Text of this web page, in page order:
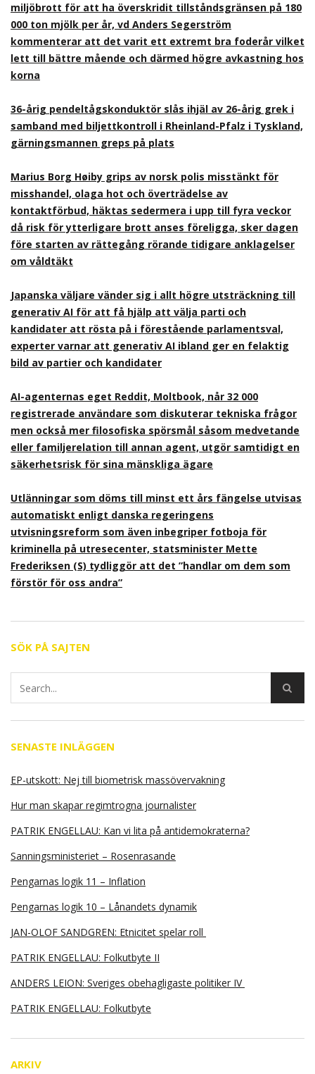
miljöbrott för att ha överskridit tillståndsgränsen på 180
000 ton mjölk per år, vd Anders Segerström
kommenterar att det varit ett extremt bra foderår vilket
lett till bättre mående och därmed högre avkastning hos
korna
36-årig pendeltågskonduktör slås ihjäl av 26-årig grek i
samband med biljettkontroll i Rheinland-Pfalz i Tyskland,
gärningsmannen greps på plats
Marius Borg Høiby grips av norsk polis misstänkt för
misshandel, olaga hot och överträdelse av
kontaktförbud, häktas sedermera i upp till fyra veckor
då risk för ytterligare brott anses föreligga, sker dagen
före starten av rättegång rörande tidigare anklagelser
om våldtäkt
Japanska väljare vänder sig i allt högre utsträckning till
generativ AI för att få hjälp att välja parti och
kandidater att rösta på i förestående parlamentsval,
experter varnar att generativ AI ibland ger en felaktig
bild av partier och kandidater
AI-agenternas eget Reddit, Moltbook, når 32 000
registrerade användare som diskuterar tekniska frågor
men också mer filosofiska spörsmål såsom medvetande
eller familjerelation till annan agent, utgör samtidigt en
säkerhetsrisk för sina mänskliga ägare
Utlänningar som döms till minst ett års fängelse utvisas
automatiskt enligt danska regeringens
utvisningsreform som även inbegriper fotboja för
kriminella på utresecenter, statsminister Mette
Frederiksen (S) tydliggör att det ”handlar om dem som
förstör för oss andra”
SÖK PÅ SAJTEN
SENASTE INLÄGGEN
EP-utskott: Nej till biometrisk massövervakning
Hur man skapar regimtrogna journalister
PATRIK ENGELLAU: Kan vi lita på antidemokraterna?
Sanningsministeriet – Rosenrasande
Pengarnas logik 11 – Inflation
Pengarnas logik 10 – Lånandets dynamik
JAN-OLOF SANDGREN: Etnicitet spelar roll
PATRIK ENGELLAU: Folkutbyte II
ANDERS LEION: Sveriges obehagligaste politiker IV
PATRIK ENGELLAU: Folkutbyte
ARKIV